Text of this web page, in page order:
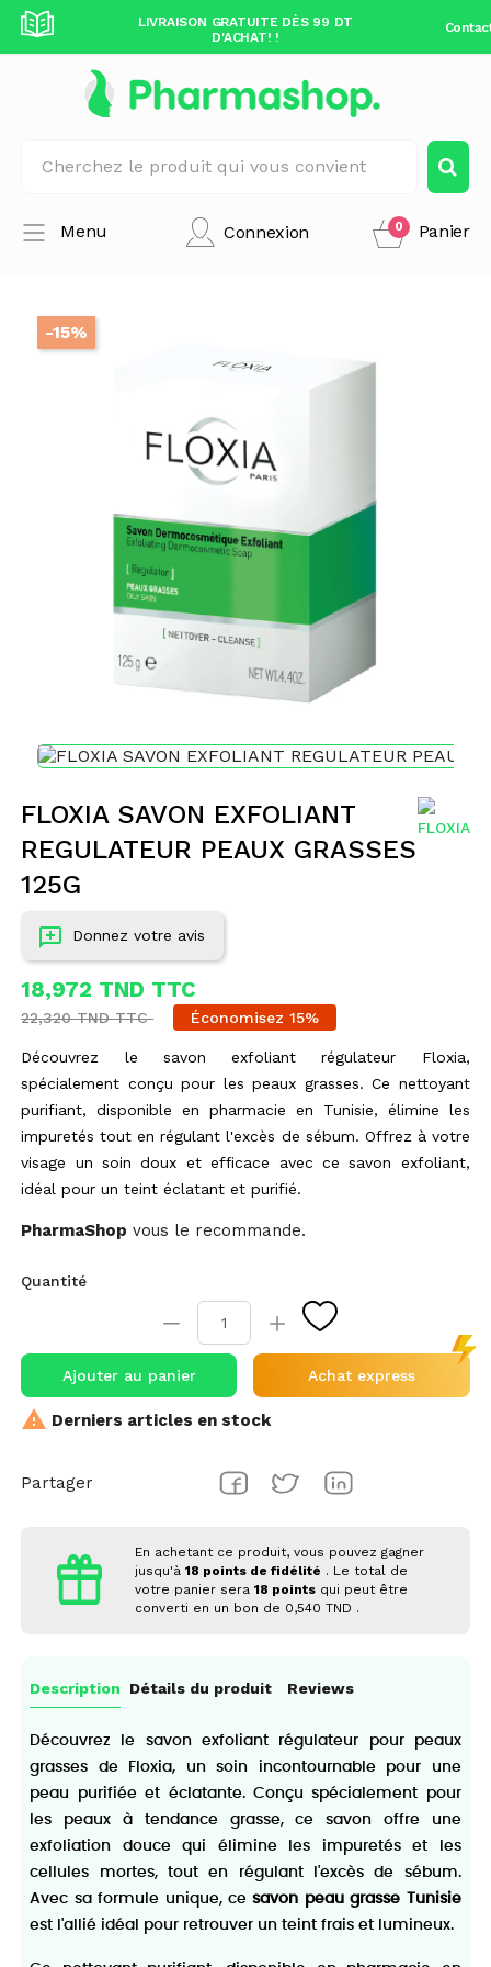
99 DT
LIVRAISON GRATUITE DÈS 99 DT
D'ACHAT! !
Connexion Panier
0
Menu
-15%
FLOXIA SAVON EXFOLIANT
REGULATEUR PEAUX GRASSES
125G
Donnez votre avis
18,972 TND TTC
22,320 TND TTC Économisez 15%
Découvrez le savon exfoliant régulateur Floxia,
spécialement conçu pour les peaux grasses. Ce nettoyant
purifiant, disponible en pharmacie en Tunisie, élimine les
impuretés tout en régulant l'excès de sébum. Offrez à votre
visage un soin doux et efficace avec ce savon exfoliant,
idéal pour un teint éclatant et purifié.
PharmaShop vous le recommande.
Quantité
Ajouter au panier Achat express
 Derniers articles en stock
Partager
En achetant ce produit, vous pouvez gagner
jusqu'à18 points de fidélité . Le total de
votre panier sera18 points qui peut être
converti en un bon de 0,540 TND .
Description Détails du produit Reviews
Découvrez le savon exfoliant régulateur pour peaux
grasses de Floxia, un soin incontournable pour une
peau purifiée et éclatante. Conçu spécialement pour
les peaux à tendance grasse, ce savon offre une
exfoliation douce qui élimine les impuretés et les
cellules mortes, tout en régulant l'excès de sébum.
Avec sa formule unique, cesavon peau grasse Tunisie
est l'allié idéal pour retrouver un teint frais et lumineux.